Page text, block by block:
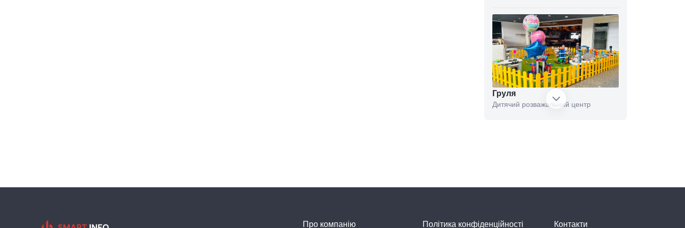
Груля
Дитячий розважальний центр
Дитячий розважальний центр
Про компанію Політика конфіденційності Контакти